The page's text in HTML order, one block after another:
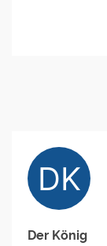
Der König